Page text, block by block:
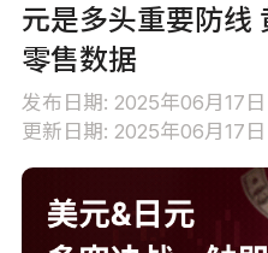
元是多头重要防线
零售数据
发布日期: 2025年06月17日
更新日期: 2025年06月17日